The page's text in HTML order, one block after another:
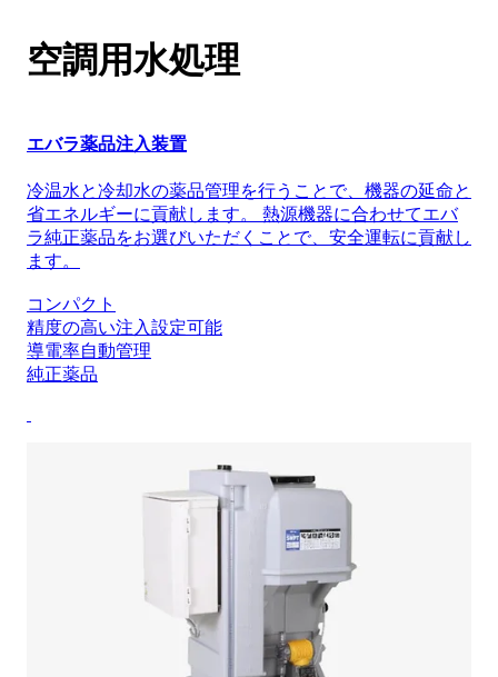
空調用水処理
エバラ薬品注入装置
冷温水と冷却水の薬品管理を行うことで、機器の延命と
省エネルギーに貢献します。 熱源機器に合わせてエバ
ラ純正薬品をお選びいただくことで、安全運転に貢献し
ます。
コンパクト
精度の高い注入設定可能
導電率自動管理
純正薬品